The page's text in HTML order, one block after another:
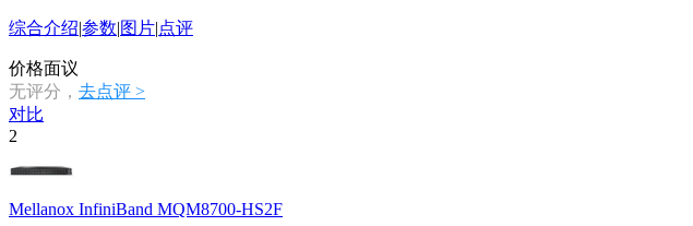
综合介绍|参数|图片|点评
价格面议
无评分， 去点评 >
对比
2
Mellanox InfiniBand MQM8700-HS2F